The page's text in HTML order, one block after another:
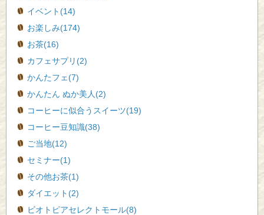
イベント(14)
お楽しみ(174)
お茶(16)
カフェサプリ(2)
かんたフェ(7)
かんたん ぬか美人(2)
コーヒーに似合うスイーツ(19)
コーヒー豆知識(38)
ご当地(12)
セミナー(1)
その他お茶(1)
ダイエット(2)
ビオトピアセレクトモール(8)